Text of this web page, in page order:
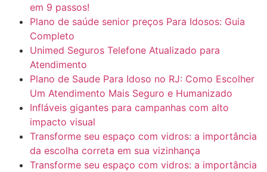
em 9 passos!
Plano de saúde senior preços Para Idosos: Guia
Completo
Unimed Seguros Telefone Atualizado para
Atendimento
Plano de Saude Para Idoso no RJ: Como Escolher
Um Atendimento Mais Seguro e Humanizado
Infláveis gigantes para campanhas com alto
impacto visual
Transforme seu espaço com vidros: a importância
da escolha correta em sua vizinhança
Transforme seu espaço com vidros: a importância